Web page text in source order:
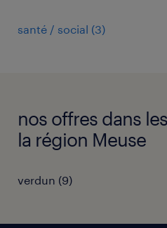
santé / social (3)
nos offres dans
la région Meuse
verdun (9)